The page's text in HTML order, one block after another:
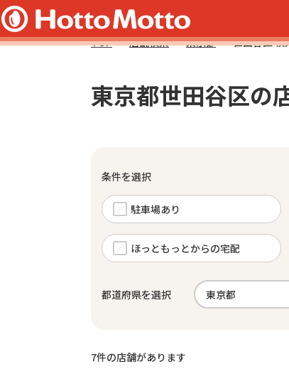
TOP 店舗検索 東京都 世田谷区 検
東京都世田谷区の
条件を選択
駐車場あり
ほっともっとからの宅配
都道府県を選択
7件の店舗があります